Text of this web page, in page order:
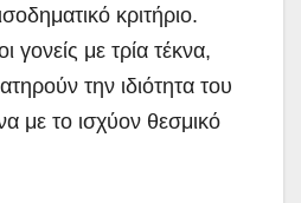
κριτήριο.
γονείς με τρία τέκνα,
την ιδιότητα του
με το ισχύον θεσμικό